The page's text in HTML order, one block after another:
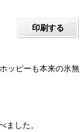
印刷する
ッピーも本来の氷無
ました。